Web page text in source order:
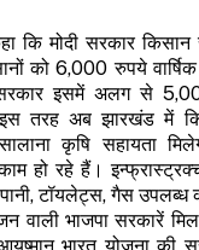
कि मोदी सरकार
को 6,000 रुपये वार्षिक
इसमें अलग से
तरह अब झारखंड में
कृषि सहायता
हो रहे हैं।
टॉयलेट्स, गैस उपलब्ध
वाली भाजपा सरकारें
भारत योजना की